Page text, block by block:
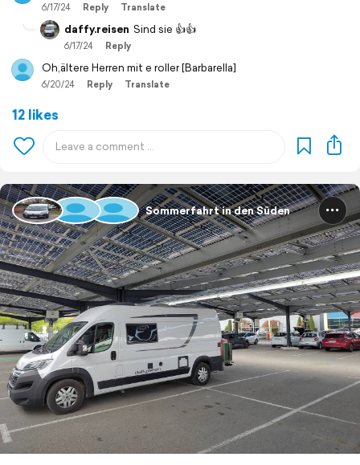
6/17/24 Reply Translate
daffy.reisen Sind sie 👍👍
6/17/24 Reply
Oh,ältere Herren mit e roller [Barbarella]
6/20/24 Reply Translate
12 likes
Sommerfahrt in den Süden